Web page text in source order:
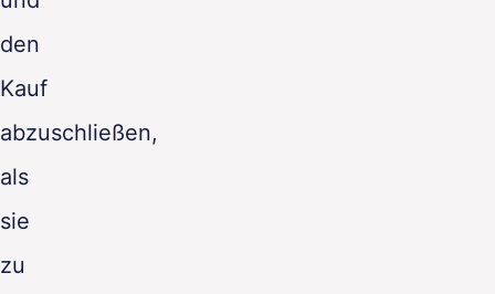
den
Kauf
abzuschließen,
als
sie
zu